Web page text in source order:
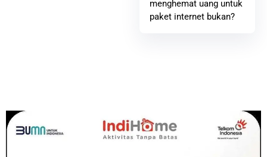
menghemat uang untuk
paket internet bukan?